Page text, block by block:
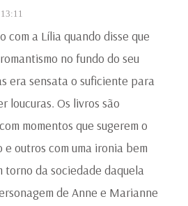
com a Lília quando disse que
no fundo do seu
era sensata o suficiente para
loucuras. Os livros são
momentos que sugerem o
e outros com uma ironia bem
torno da sociedade daquela
de Anne e Marianne